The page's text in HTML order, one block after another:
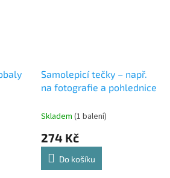
Samolepicí tečky – např.
na fotografie a pohlednice
Skladem (1 balení)
274 Kč
Do košíku